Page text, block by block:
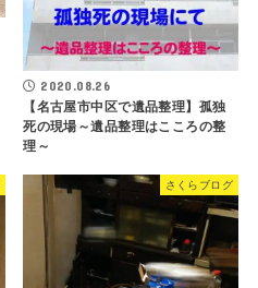
2020.08.26
【名古屋市中区で遺品整理】孤独
死の現場～遺品整理はこころの整
理～
さくらブログ